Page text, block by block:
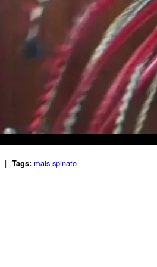
| Tags: mais spinato